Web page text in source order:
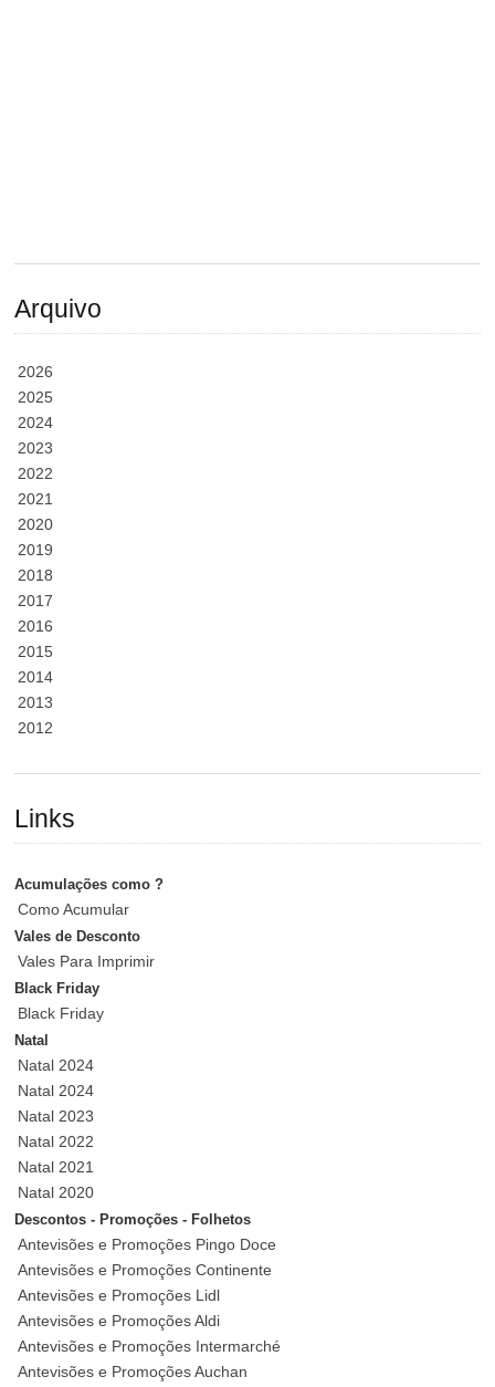
Arquivo
2026
2025
2024
2023
2022
2021
2020
2019
2018
2017
2016
2015
2014
2013
2012
Links
Acumulações como ?
Como Acumular
Vales de Desconto
Vales Para Imprimir
Black Friday
Black Friday
Natal
Natal 2024
Natal 2024
Natal 2023
Natal 2022
Natal 2021
Natal 2020
Descontos - Promoções - Folhetos
Antevisões e Promoções Pingo Doce
Antevisões e Promoções Continente
Antevisões e Promoções Lidl
Antevisões e Promoções Aldi
Antevisões e Promoções Intermarché
Antevisões e Promoções Auchan